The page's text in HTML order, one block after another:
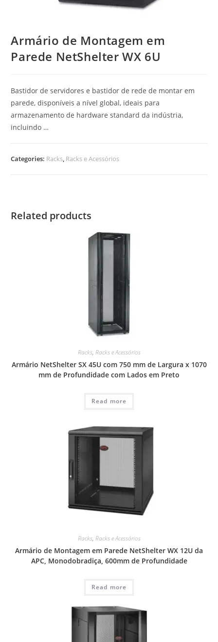
Armário de Montagem em
Parede NetShelter WX 6U
Bastidor de servidores e bastidor de rede de montar em
parede, disponíveis a nível global, ideais para
armazenamento de hardware standard da indústria,
incluindo …
Categories: Racks, Racks e Acessórios
Related products
Racks, Racks e Acessórios
Armário NetShelter SX 45U com 750 mm de Largura x 1070
mm de Profundidade com Lados em Preto
Read more
Racks, Racks e Acessórios
Armário de Montagem em Parede NetShelter WX 12U da
APC, Monodobradiça, 600mm de Profundidade
Read more